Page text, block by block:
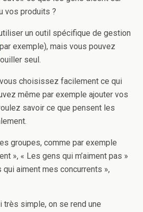
vos produits ?
un outil spécifique de gestion
par exemple), mais vous pouvez
seul.
vous choisissez facilement ce qui
même par exemple ajouter vos
savoir ce que pensent les
groupes, comme par exemple
», « Les gens qui m’aiment pas »
aiment mes concurrents »,
très simple, on se rend une